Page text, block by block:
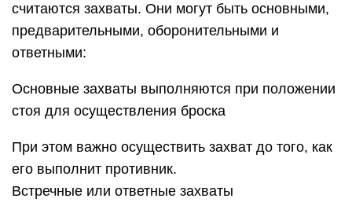
считаются захваты. Они могут быть основными,
предварительными, оборонительными и
ответными:
Основные захваты выполняются при положении
стоя для осуществления броска
При этом важно осуществить захват до того, как
его выполнит противник.
Встречные или ответные захваты